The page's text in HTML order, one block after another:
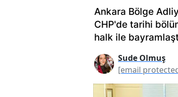
Ankara Bölge
CHP'de tarihi
halk ile
Sude Olmuş
[email